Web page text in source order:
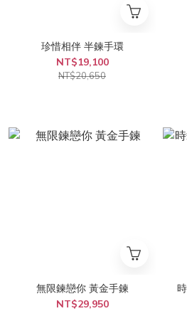
珍惜相伴 半鍊手環
NT$19,100
NT$20,650
無限鍊戀你 黃金手鍊
NT$29,950